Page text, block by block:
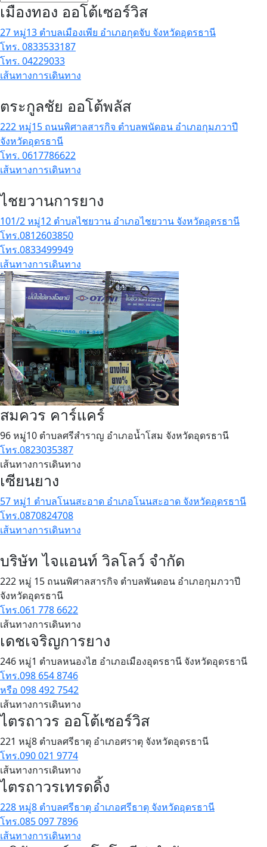
เมืองทอง ออโต้เซอร์วิส
27 หมู่13 ตำบลเมืองเพีย อำเภอกุดจับ จังหวัดอุดรธานี
โทร. 0833533187
โทร. 04229033
เส้นทางการเดินทาง
ตระกูลชัย ออโต้พลัส
222 หมู่15 ถนนพิศาลสารกิจ ตำบลพนัดอน อำเภอกุมภวาปี
จังหวัดอุดรธานี
โทร. 0617786622
เส้นทางการเดินทาง
ไชยวานการยาง
101/2 หมู่12 ตำบลไชยวาน อำเภอไชยวาน จังหวัดอุดรธานี
โทร.0812603850
โทร.0833499949
เส้นทางการเดินทาง
สมควร คาร์แคร์
96 หมู่10 ตำบลศรีสำราญ อำเภอน้ำโสม จังหวัดอุดรธานี
โทร.0823035387
เส้นทางการเดินทาง
เซียนยาง
57 หมู่1 ตำบลโนนสะอาด อำเภอโนนสะอาด จังหวัดอุดรธานี
โทร.0870824708
เส้นทางการเดินทาง
บริษัท ไจแอนท์ วิลโลว์ จำกัด
222 หมู่ 15 ถนนพิศาลสารกิจ ตำบลพันดอน อำเภอกุมภวาปี
จังหวัดอุดรธานี
โทร.061 778 6622
เส้นทางการเดินทาง
เดชเจริญการยาง
246 หมู่1 ตำบลหนองไฮ อำเภอเมืองอุดรธานี จังหวัดอุดรธานี
โทร.098 654 8746
หรือ 098 492 7542
เส้นทางการเดินทาง
ไตรถาวร ออโต้เซอร์วิส
221 หมู่8 ตำบลศรีธาตุ อำเภอศราตุ จังหวัดอุดรธานี
โทร.090 021 9774
เส้นทางการเดินทาง
ไตรถาวรเทรดดิ้ง
228 หมู่8 ตำบลศรีธาตุ อำเภอศรีธาตุ จังหวัดอุดรธานี
โทร.085 097 7896
เส้นทางการเดินทาง